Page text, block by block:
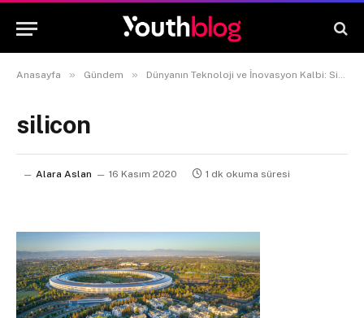
Anasayfa » Gündem » Dünyanın Teknoloji ve İnovasyon Kalbi: Silikon Vadisi
silicon
Alara Aslan 16 Kasım 2020 1 dk okuma süresi